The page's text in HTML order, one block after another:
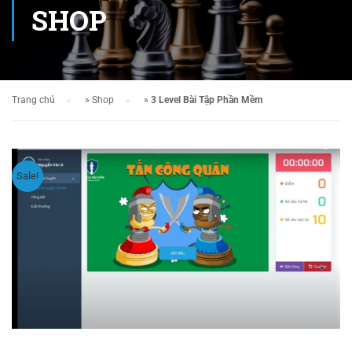
SHOP
Trang chủ » Shop » 3 Level Bài Tập Phần Mềm
Sale!